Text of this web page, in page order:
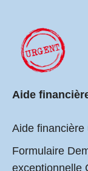
Aide
Aide financière
Formulaire
exceptionnelle